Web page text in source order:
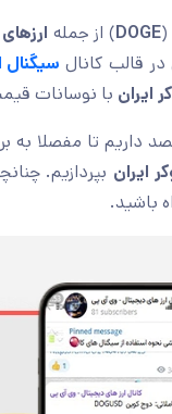
(
DOGE) از جمله
قالب کانال سیگنال
ایران با نوسانات
داریم تا مفصلا به
ایران بپردازیم.
باشید.